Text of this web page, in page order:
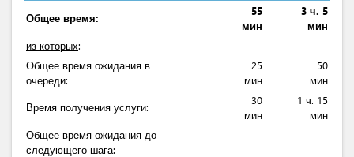
Общее время:
55
мин
3 ч. 5
мин
из которых:
Общее время ожидания в
очереди:
25
мин
50
мин
Время получения услуги:
30
мин
1 ч. 15
мин
Общее время ожидания до
следующего шага: